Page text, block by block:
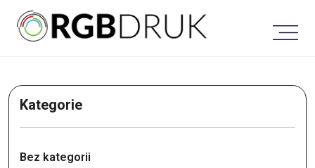
content
Kategorie
Bez kategorii